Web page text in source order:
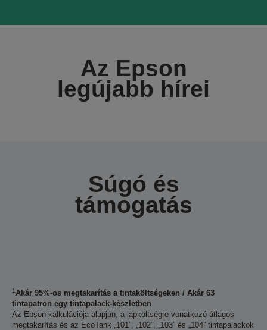
Az Epson
legújabb hírei
Súgó és
támogatás
1Akár 95%-os megtakarítás a tintaköltségeken / Akár 63
tintapatron egy tintapalack-készletben
Az Epson kalkulációja alapján, a lapköltségre vonatkozó átlagos
megtakarítás és az EcoTank „101”, „102”, „103” és „104” tintapalackok